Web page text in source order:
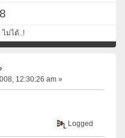
ไม่ได้..!
12:30:26 am »
Logged